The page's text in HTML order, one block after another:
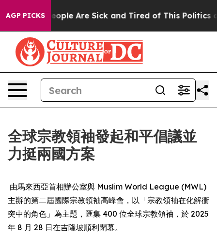
AGP PICKS
Win: “People Are Sick and Tired of This Politics of
全球宗教領袖發起和平倡議並
力挺兩國方案
由馬來西亞首相辦公室與 Muslim World League (MWL)
主辦的第二屆國際宗教領袖高峰會，以「宗教領袖在化解衝
突中的角色」為主題，匯集 400 位全球宗教領袖，於 2025
年 8 月 28 日在吉隆坡順利閉幕。